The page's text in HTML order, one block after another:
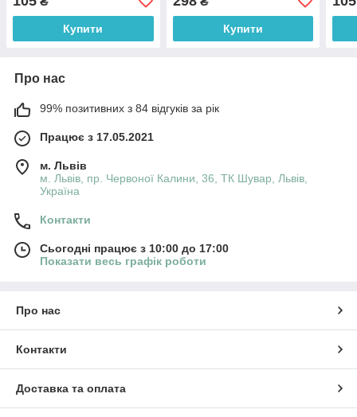
Купити Купити
Про нас
99% позитивних з 84 відгуків за рік
Працює з 17.05.2021
м. Львів
м. Львів, пр. Червоної Калини, 36, ТК Шувар, Львів,
Україна
Контакти
Сьогодні працює з 10:00 до 17:00
Показати весь графік роботи
Про нас
Контакти
Доставка та оплата